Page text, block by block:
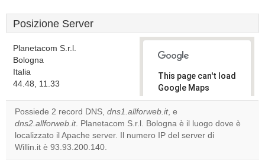
Posizione Server
Planetacom S.r.l.
Bologna
Italia
44.48, 11.33
This page can't load
Google Maps
correctly.
Do you
own this
Possiede 2 record DNS, dns1.allforweb.it, e
dns2.allforweb.it. Planetacom S.r.l. Bologna è il luogo dove è
localizzato il Apache server. Il numero IP del server di
Willin.it è 93.93.200.140.